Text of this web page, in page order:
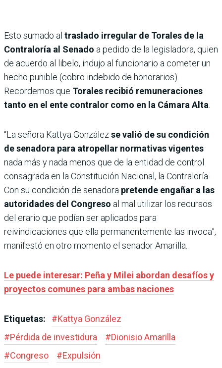
Esto sumado al traslado irregular de Torales de la
Contraloría al Senado a pedido de la legisladora, quien
de acuerdo al libelo, indujo al funcionario a cometer un
hecho punible (cobro indebido de honorarios).
Recordemos que Torales recibió remuneraciones
tanto en el ente contralor como en la Cámara Alta.
“La señora Kattya Gonzálezse valió de su condición
de senadora para atropellar normativas vigentes
nada más y nada menos que de la entidad de control
consagrada en la Constitución Nacional, la Contraloría.
Con su condición de senadora pretende engañar a las
autoridades del Congreso al mal utilizar los recursos
del erario que podían ser aplicados para
reivindicaciones que ella permanentemente las invoca”,
manifestó en otro momento el senador Amarilla.
Le puede interesar: Peña y Milei abordan desafíos y
proyectos comunes para ambas naciones
Etiquetas: #Kattya González
#Pérdida de investidura #Dionisio Amarilla
#Congreso #Expulsión